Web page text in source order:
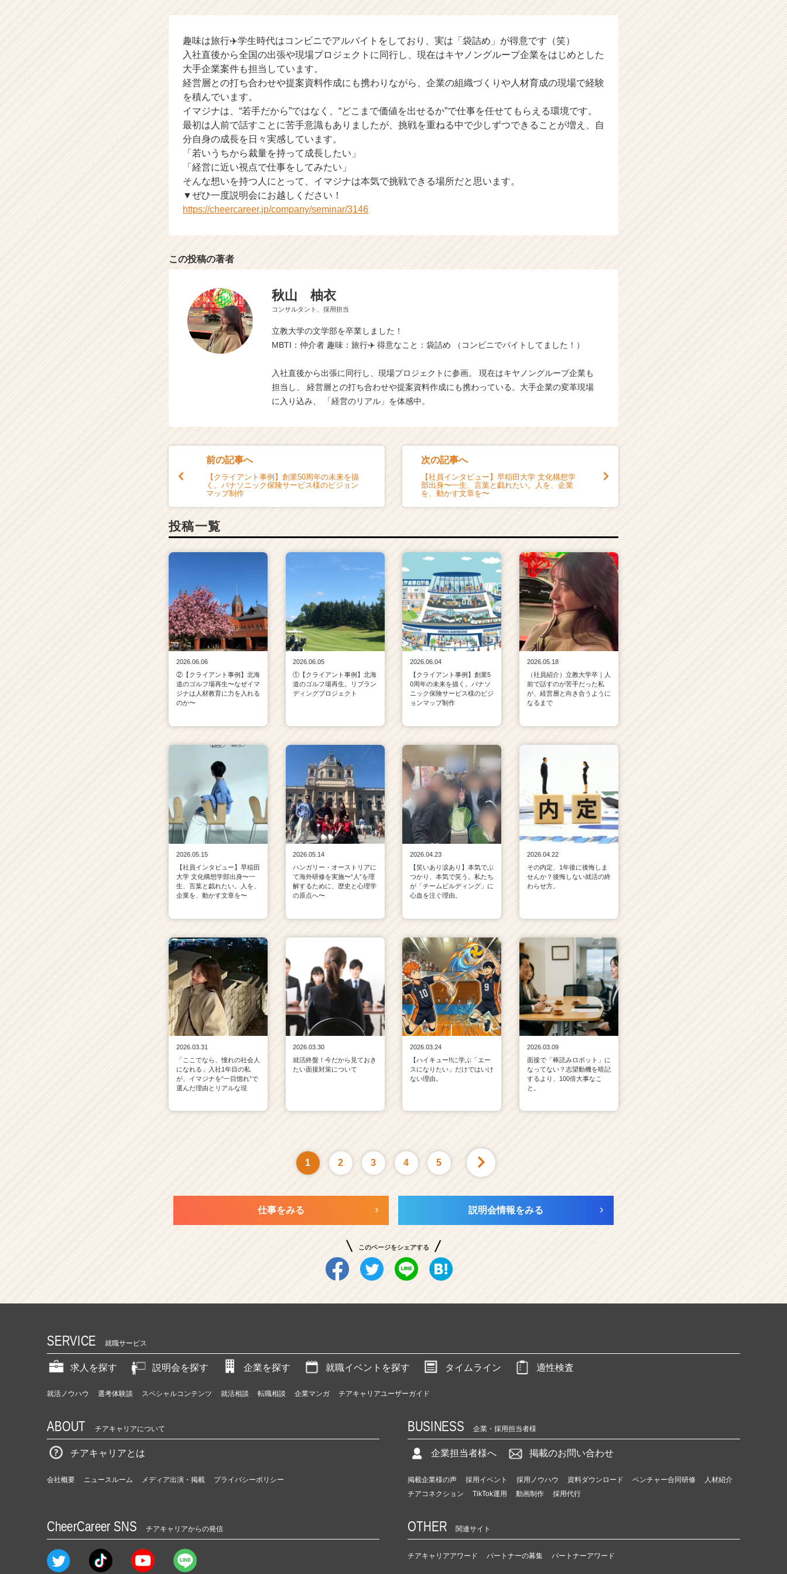
趣味は旅行✈️学生時代はコンビニでアルバイトをしており、実は「袋詰め」が得意です（笑）
入社直後から全国の出張や現場プロジェクトに同行し、現在はキヤノングループ企業をはじめとした
大手企業案件も担当しています。
経営層との打ち合わせや提案資料作成にも携わりながら、企業の組織づくりや人材育成の現場で経験
を積んでいます。
イマジナは、“若手だから”ではなく、“どこまで価値を出せるか”で仕事を任せてもらえる環境です。
最初は人前で話すことに苦手意識もありましたが、挑戦を重ねる中で少しずつできることが増え、自
分自身の成長を日々実感しています。
「若いうちから裁量を持って成長したい」
「経営に近い視点で仕事をしてみたい」
そんな想いを持つ人にとって、イマジナは本気で挑戦できる場所だと思います。
▼ぜひ一度説明会にお越しください！
https://cheercareer.jp/company/seminar/3146
この投稿の著者
秋山 柚衣
コンサルタント、採用担当
立教大学の文学部を卒業しました！
MBTI：仲介者 趣味：旅行✈️ 得意なこと：袋詰め （コンビニでバイトしてました！）
入社直後から出張に同行し、現場プロジェクトに参画。 現在はキヤノングループ企業も
担当し、 経営層との打ち合わせや提案資料作成にも携わっている。大手企業の変革現場
に入り込み、 「経営のリアル」を体感中。
前の記事へ
【クライアント事例】創業50周年の未来を描
く。パナソニック保険サービス様のビジョン
マップ制作
次の記事へ
【社員インタビュー】早稲田大学 文化構想学
部出身〜一生、言葉と戯れたい。人を、企業
を、動かす文章を〜
投稿一覧
2026.06.06
②【クライアント事例】北海
道のゴルフ場再生〜なぜイマ
ジナは人材教育に力を入れる
のか〜
2026.06.05
①【クライアント事例】北海
道のゴルフ場再生。リブラン
ディングプロジェクト
2026.06.04
【クライアント事例】創業5
0周年の未来を描く。パナソ
ニック保険サービス様のビジ
ョンマップ制作
2026.05.18
（社員紹介）立教大学卒｜人
前で話すのが苦手だった私
が、経営層と向き合うように
なるまで
2026.05.15
【社員インタビュー】早稲田
大学 文化構想学部出身〜一
生、言葉と戯れたい。人を、
企業を、動かす文章を〜
2026.05.14
ハンガリー・オーストリアに
て海外研修を実施〜“人”を理
解するために、歴史と心理学
の原点へ〜
2026.04.23
【笑いあり涙あり】本気でぶ
つかり、本気で笑う。私たち
が「チームビルディング」に
心血を注ぐ理由。
2026.04.22
その内定、1年後に後悔しま
せんか？後悔しない就活の終
わらせ方。
2026.03.31
「ここでなら、憧れの社会人
になれる」入社1年目の私
が、イマジナを“一目惚れ”で
選んだ理由とリアルな現
2026.03.30
就活終盤！今だから見ておき
たい面接対策について
2026.03.24
【ハイキュー!!に学ぶ「エー
スになりたい」だけではいけ
ない理由。
2026.03.09
面接で「棒読みロボット」に
なってない？志望動機を暗記
するより、100倍大事なこ
と。
1 2 3 4 5
仕事をみる 説明会情報をみる
このページをシェアする
SERVICE 就職サービス
求人を探す 説明会を探す 企業を探す 就職イベントを探す タイムライン 適性検査
就活ノウハウ 選考体験談 スペシャルコンテンツ 就活相談 転職相談 企業マンガ チアキャリアユーザーガイド
ABOUT チアキャリアについて
チアキャリアとは
会社概要 ニュースルーム メディア出演・掲載 プライバシーポリシー
BUSINESS 企業・採用担当者様
企業担当者様へ 掲載のお問い合わせ
掲載企業様の声 採用イベント 採用ノウハウ 資料ダウンロード ベンチャー合同研修
人材紹介
チアコネクション
TikTok運用 動画制作 採用代行
CheerCareer SNS チアキャリアからの発信 OTHER 関連サイト
チアキャリアアワード パートナーの募集 パートナーアワード